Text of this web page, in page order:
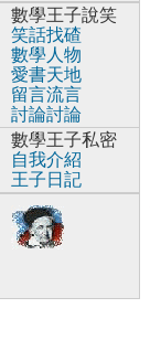
數學王子說笑
笑話找碴
數學人物
愛書天地
留言流言
討論討論
數學王子私密
自我介紹
王子日記